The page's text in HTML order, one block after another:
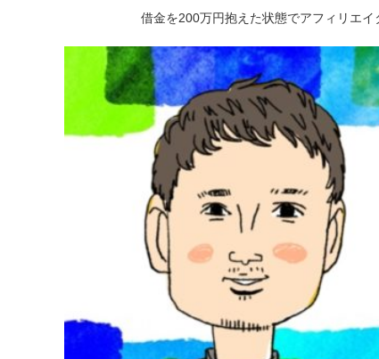
借金を200万円抱えた状態でアフィリエ